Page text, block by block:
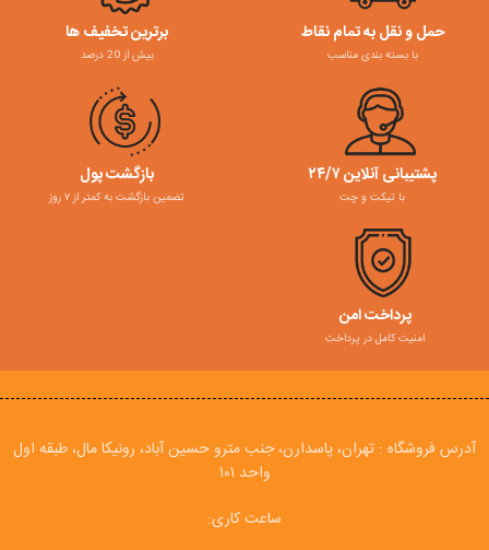
حمل و نقل به تمام نقاط
با بسته بندی مناسب
برترین تخفیف ها
بیش از 20 درصد
پشتیبانی آنلاین ۲۴/۷
با تیکت و چت
بازگشت پول
تضمین بازگشت به کمتر از ۷ روز
پرداخت امن
امنیت کامل در پرداخت
آدرس فروشگاه : تهران، پاسدارن، جنب مترو حسین آباد، رونیکا مال، طبقه اول
واحد ۱۰۱
ساعت کاری: